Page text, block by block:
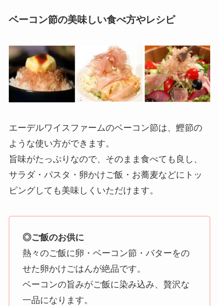
ベーコン節の美味しい食べ方やレシピ
エーデルワイスファームのベーコン節は、鰹節の
ような使い方ができます。
旨味がたっぷりなので、そのまま食べても良し、
サラダ・パスタ・卵かけご飯・お蕎麦などにトッ
ピングしても美味しくいただけます。
◎ご飯のお供に
熱々のご飯に卵・ベーコン節・バターをの
せた卵かけごはんが絶品です。
ベーコンの旨みがご飯に染み込み、贅沢な
一品になります。